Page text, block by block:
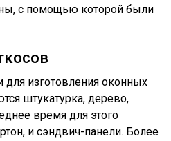
с помощью которой были
изготовления оконных
штукатурка, дерево,
время для этого
и сэндвич-панели. Более